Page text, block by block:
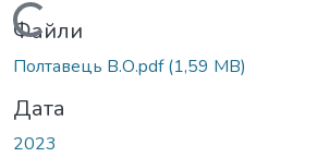
Вантажиться...
Файли
Полтавець В.О.pdf(1,59 MB)
Дата
2023